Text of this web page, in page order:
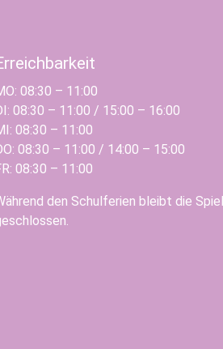
08:30 – 11:00
08:30 – 11:00 / 15:00 – 16:00
08:30 – 11:00
08:30 – 11:00 / 14:00 – 15:00
08:30 – 11:00
den Schulferien bleibt die